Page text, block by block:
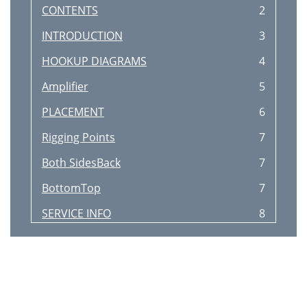
CONTENTS
2
INTRODUCTION
3
HOOKUP DIAGRAMS
4
Amplifier
5
PLACEMENT
6
Rigging Points
7
Both SidesBack
7
BottomTop
7
SERVICE INFO
8
CARE AND
9